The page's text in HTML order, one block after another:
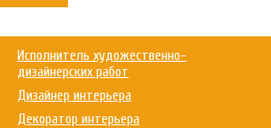
Исполнитель художественно-
дизайнерских работ
Дизайнер интерьера
Декоратор интерьера